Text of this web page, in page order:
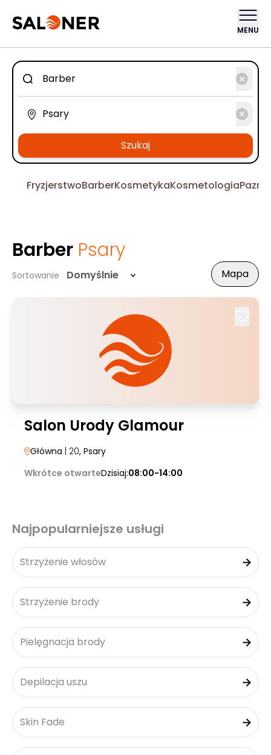
MENU
Szukaj
FryzjerstwoBarberKosmetykaKosmetologia
Barber Psary
Sortowanie Domyślnie Mapa
Salon Urody Glamour
Główna | 20, Psary
Wkrótce otwarteDzisiaj:08:00-14:00
Najpopularniejsze usługi
Strzyżenie włosów
Strzyżenie brody
Pielęgnacja brody
Depilacja uszu
Skin Fade